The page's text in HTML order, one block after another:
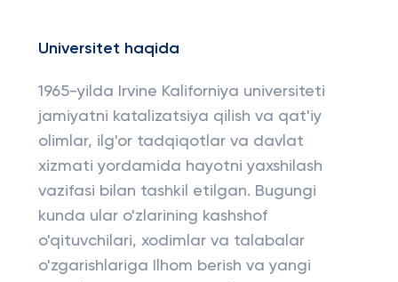
Universitet haqida
1965-yilda Irvine Kaliforniya universiteti
jamiyatni katalizatsiya qilish va qat'iy
olimlar, ilg'or tadqiqotlar va davlat
xizmati yordamida hayotni yaxshilash
vazifasi bilan tashkil etilgan. Bugungi
kunda ular o'zlarining kashshof
o'qituvchilari, xodimlar va talabalar
o'zgarishlariga Ilhom berish va yangi